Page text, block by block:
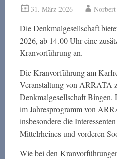
31. März 2026 Norbert
Die Denkmalgesellschaft
2026, ab 14.00 Uhr eine
Kranvorführung an.
Die Kranvorführung am
Veranstaltung von ARRATA
Denkmalgesellschaft Bingen.
im Jahresprogramm von
insbesondere die
Mittelrheines und vorderen
Wie bei den